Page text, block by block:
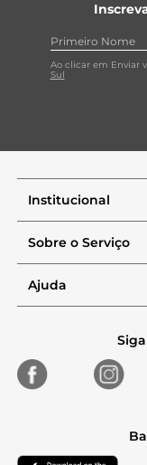
Ao clicar em Enviar
Sul
Institucional
Sobre o Serviço
Ajuda